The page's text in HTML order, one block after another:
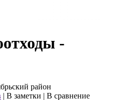
-
район
| В заметки | В сравнение